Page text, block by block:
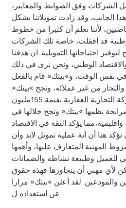
الشركات وفق الضوابط والمعايير،
الجانب، وقد زادت تمويلاتنا بشكل
لأننا نعلم أن كثيرا من خطوط
قد أقفلت، خاصة تلك الشركات
احتياجاتها التمويلية. ان هدفنا
الوطني، ونحن نرى في ذلك
في نفس الوقت، و»بيتك« قام بالفعل
من غير عملائه، ونجح »بيتك«
في توفير التمويل للشركة التجارية العقارية بقيمة 155مليون
نظمها »بيتك« ونجح خلالها في
يؤكد الثقة في الاقتصاد
هنا أن أية عملية تمويل لابد وأن
المهنية المتعارف عليها، وأهمها
للعميل وطبيعة نشاطه والضمانات
لأي مهني أن يتجاوزها فهذه حقوق
والمودعين. لقد أعلن »بيتك« مرارا
عن استعداده ل